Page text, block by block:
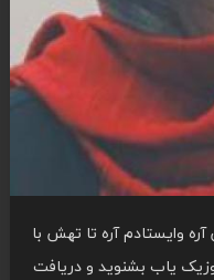
وایستادم آره تا تهش با
یاب بشنوید و دریافت